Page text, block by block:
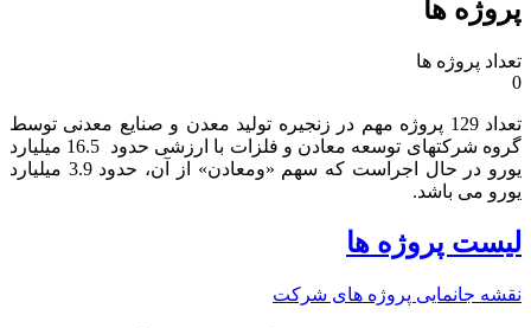
پروژه ها
تعداد پروژه ها
0
تعداد 129 پروژه مهم در زنجیره تولید معدن و صنایع معدنی توسط
گروه شرکتهای توسعه معادن و فلزات با ارزشی حدود 16.5 میلیارد
یورو در حال اجراست که سهم «ومعادن» از آن، حدود 3.9 میلیارد
یورو می باشد.​
لیست پروژه ها
نقشه جانمایی پروژه های شرکت